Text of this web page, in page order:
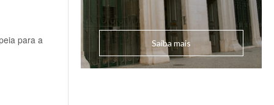
para a
Saiba mais